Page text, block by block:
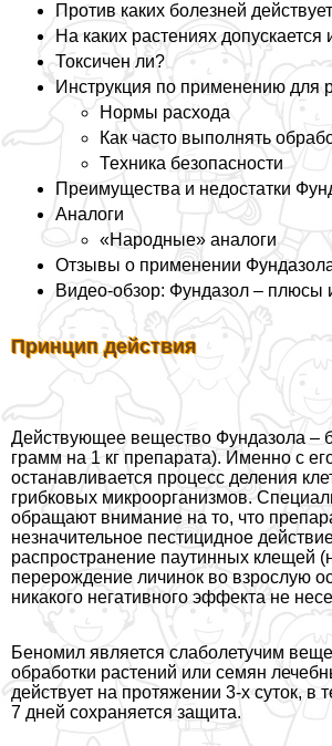
Против каких болезней
На каких растениях допускается
Токсичен ли?
Инструкция по применению для
Нормы расхода
Как часто выполнять
Техника безопасности
Преимущества и недостатки
Аналоги
«Народные» аналоги
Отзывы о применении
Видео-обзор: Фундазол – плюсы
Принцип действия
Действующее вещество Фундазола –
грамм на 1 кг препарата). Именно с
останавливается процесс деления
грибковых микроорганизмов.
обращают внимание на то, что
незначительное пестицидное
распространение паутинных клещей
перерождение личинок во взрослую
никакого негативного эффекта не
Беномил является слаболетучим
обработки растений или семян
действует на протяжении 3-х суток, в
7 дней сохраняется защита.